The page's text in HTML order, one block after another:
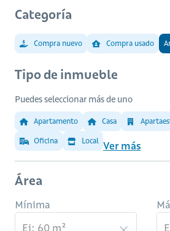
Categoría
Compra nuevo Compra usado
Tipo de inmueble
Puedes seleccionar más de uno
Apartamento Casa
Oficina Local Ver más
Área
Mínima